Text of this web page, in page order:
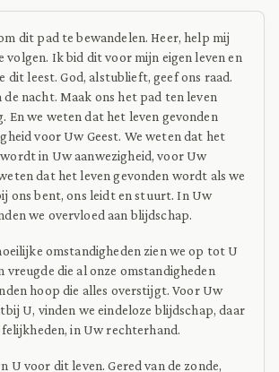
dit pad te bewandelen. Heer, help mij
volgen. Ik bid dit voor mijn eigen leven en
dit leest. God, alstublieft, geef ons raad.
de nacht. Maak ons het pad ten leven
En we weten dat het leven gevonden
voor Uw Geest. We weten dat het
in Uw aanwezigheid, voor Uw
dat het leven gevonden wordt als we
ons bent, ons leidt en stuurt. In Uw
we overvloed aan blijdschap.
omstandigheden zien we op tot U
vreugde die al onze omstandigheden
hoop die alles overstijgt. Voor Uw
U, vinden we eindeloze blijdschap, daar
in Uw rechterhand.
U voor dit leven. Gered van de zonde,